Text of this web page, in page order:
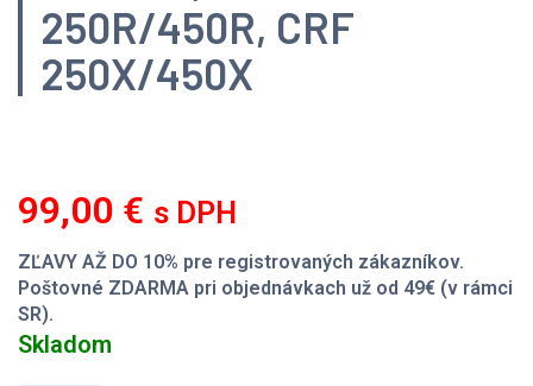
250R/450R, CRF
250X/450X
99,00 € s DPH
ZĽAVY AŽ DO 10% pre registrovaných zákazníkov.
Poštovné ZDARMA pri objednávkach už od 49€ (v rámci
SR).
Skladom